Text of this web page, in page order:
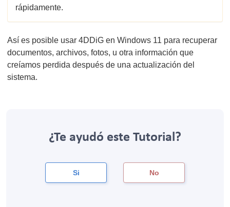
rápidamente.
Así es posible usar 4DDiG en Windows 11 para recuperar
documentos, archivos, fotos, u otra información que
creíamos perdida después de una actualización del
sistema.
¿Te ayudó este Tutorial?
Si No